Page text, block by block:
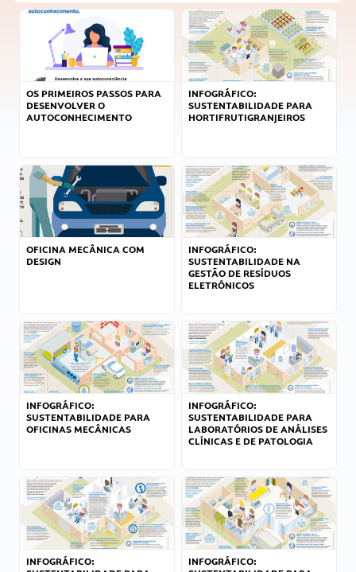
OS PRIMEIROS PASSOS PARA
DESENVOLVER O
AUTOCONHECIMENTO
INFOGRÁFICO:
SUSTENTABILIDADE PARA
HORTIFRUTIGRANJEIROS
OFICINA MECÂNICA COM
DESIGN
INFOGRÁFICO:
SUSTENTABILIDADE NA
GESTÃO DE RESÍDUOS
ELETRÔNICOS
INFOGRÁFICO:
SUSTENTABILIDADE PARA
OFICINAS MECÂNICAS
INFOGRÁFICO:
SUSTENTABILIDADE PARA
LABORATÓRIOS DE ANÁLISES
CLÍNICAS E DE PATOLOGIA
INFOGRÁFICO:
INFOGRÁFICO: